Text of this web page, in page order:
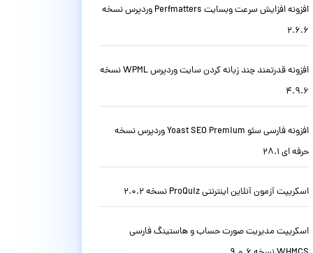
افزونه افزایش سرعت وبسایت Perfmatters وردپرس نسخه
2.6.6
افزونه قدرتمند چند زبانه کردن سایت وردپرس WPML نسخه
4.9.6
افزونه فارسی سئو Yoast SEO Premium وردپرس نسخه
حرفه ای 28.1
اسکریپت آزمون آنلاین اینترنتی ProQuiz نسخه 2.0.2
اسکریپت مدیریت صورت حساب و هاستینگ فارسی